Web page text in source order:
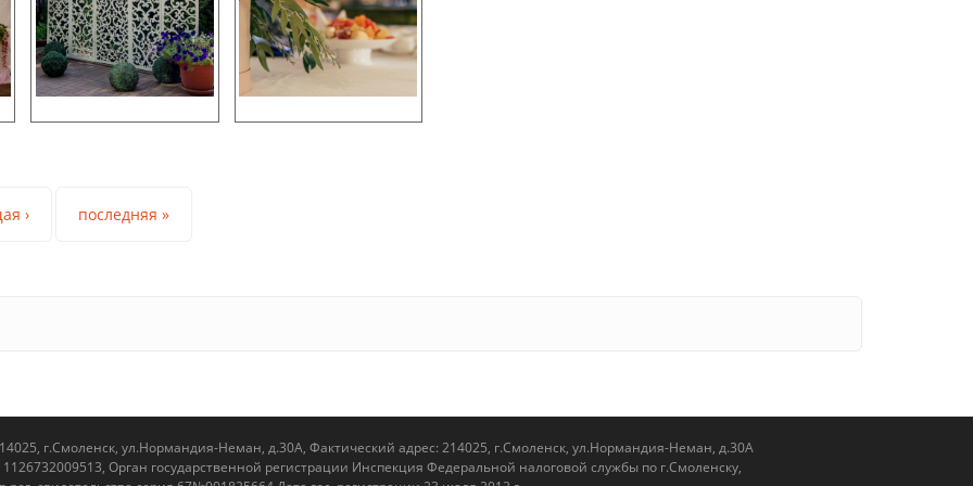
› последняя »
г.Смоленск, ул.Нормандия-Неман, д.30А, Фактический адрес: 214025, г.Смоленск, ул.Нормандия-Неман, д.30А
Орган государственной регистрации Инспекция Федеральной налоговой службы по г.Смоленску,